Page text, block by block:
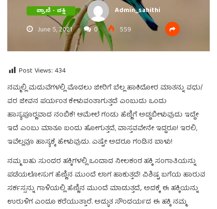
ಪ್ರಾಣಿ - ಪಕ್ಷಿ
Admin_sahithi
June 5, 2021
0 559
Post Views: 434
ನಮ್ಮಲ್ಲಿ ಮದುವೆಗಳಲ್ಲಿ ಮೊದಲು ಜೀರಿಗೆ ಬೆಲ್ಲ ಹಾಕಿದೋರ ಮಾತನ್ನು ವಧು/
ವರ ಜೀವನ ಪರ್ಯಂತ ಕೇಳುವಂತಾಗುತ್ತದೆ ಎಂಬುದು ಒಂದು
ಹಾಸ್ಯಪೂರ‍್ಣವಾದ ನಂಬಿಕೆ! ಆಮೇಲೆ ಗಂಡು ಹೆಣ್ಣಿಗೆ ಅಡ್ಡಬೀಳುವುದು ಇದ್ದೇ
ಇದೆ ಎಂಬು ಮಾತೂ ಬಂದು ಹೋಗುತ್ತದೆ, ವಾಸ್ತವವೇನೇ ಇದ್ದರೂ! ಇರಲಿ,
ಇವೆಲ್ಲವೂ ಹಾಸ್ಯಕ್ಕೆ ಹೇಳುವುದು. ಎಷ್ಟೇ ಅದರೂ ಗಂಡಿನ ಬಾಳು!
ನಮ್ಮ ಬಹು ಸುಂದರ ಹಕ್ಕಿಗಳಲ್ಲಿ ಒಂದಾದ ನೀಲಕಂಠ ಹಕ್ಕಿ ಸಂಗಾತಿಯನ್ನು
ಪಡೆಯಲೋಸುಗ ಹೆಣ್ಣಿನ ಮುಂದೆ ಲಾಗ ಹಾಕುತ್ತದೆ! ವಿಶಿಷ್ಟ ಬಗೆಯ ಹಾರುವ
ಸರ್ಕಸ್ಸನ್ನು ಗಾಳಿಯಲ್ಲಿ ಹೆಣ್ಣಿನ ಮುಂದೆ ಮಾಡುತ್ತದೆ,. ಅದಕ್ಕೆ ಈ ಹಕ್ಕಿಯನ್ನು
ಉರುಳಿಗ ಎಂದೂ ಕರೆಯುತ್ತಾರೆ. ಅದ್ಭುತ ಸೌಂದರ್ಯದ ಈ ಹಕ್ಕಿ ನಮ್ಮ